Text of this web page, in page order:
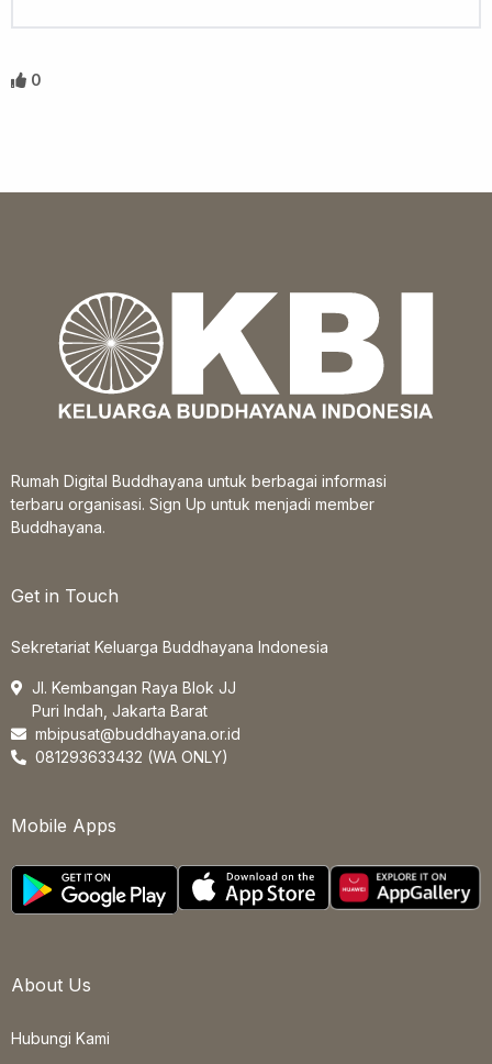
0
Rumah Digital Buddhayana untuk berbagai informasi
terbaru organisasi. Sign Up untuk menjadi member
Buddhayana.
Get in Touch
Sekretariat Keluarga Buddhayana Indonesia
Jl. Kembangan Raya Blok JJ
Puri Indah, Jakarta Barat
mbipusat@buddhayana.or.id
081293633432 (WA ONLY)
Mobile Apps
About Us
Hubungi Kami